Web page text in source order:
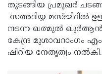
തുടങ്ങിയ പ്രമുഖര്‍
സഅദിയ്യ മസ്ജിദില്‍
നടന്ന ഖത്മുല്‍
കേന്ദ്ര മുശാവറാംഗം
ഷിറിയ നേതൃത്വം നല്‍കി.